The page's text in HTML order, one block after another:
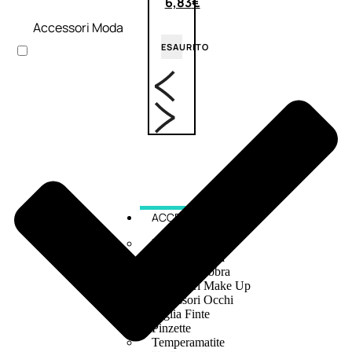
ESAURITO
ACCESSORI
Pennelli Viso
Pennelli Occhi
Pennelli Labbra
Accessori Make Up
Accessori Occhi
Ciglia Finte
Pinzette
Temperamatite
Accessori Moda